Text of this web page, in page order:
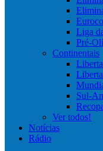
Liga
Pré-
Continentais
Sul-
Ver todos!
Notícias
Rádio